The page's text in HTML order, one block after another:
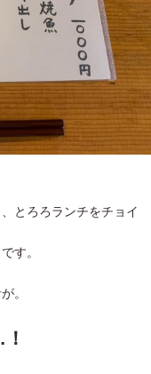
とろろランチをチョイ
す。
。